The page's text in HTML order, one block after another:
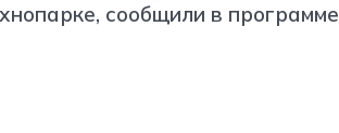
сообщили в программе